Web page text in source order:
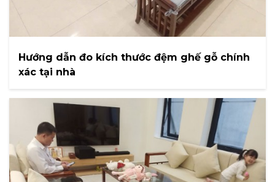
Hướng dẫn đo kích thước đệm ghế gỗ chính
xác tại nhà